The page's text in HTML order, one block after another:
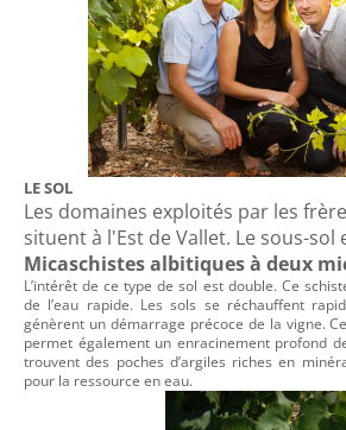
LE SOL
Les domaines exploités par les
situent à l'Est de Vallet. Le sous-
Micaschistes albitiques à deux
L’intérêt de ce type de sol est double. Ce
de l’eau rapide. Les sols se réchauffent
génèrent un démarrage précoce de la vigne.
permet également un enracinement profond
trouvent des poches d’argiles riches en
pour la ressource en eau.